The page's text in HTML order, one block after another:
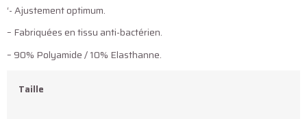
‘- Ajustement optimum.
– Fabriquées en tissu anti-bactérien.
– 90% Polyamide / 10% Elasthanne.
Taille